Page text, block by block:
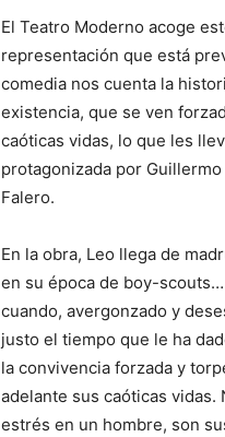
El Teatro Moderno acoge
representación que está
comedia nos cuenta la
existencia, que se ven
caóticas vidas, lo que les
protagonizada por
Falero.
En la obra, Leo llega de
en su época de boy-scouts…
cuando, avergonzado y
justo el tiempo que le ha
la convivencia forzada y
adelante sus caóticas
estrés en un hombre, son